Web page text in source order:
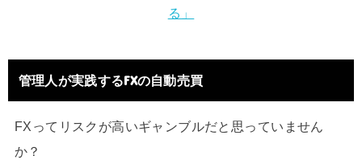
る」
管理人が実践するFXの自動売買
FXってリスクが高いギャンブルだと思っていません
か？